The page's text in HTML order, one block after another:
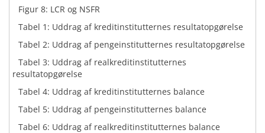
Figur 8: LCR og NSFR
Tabel 1: Uddrag af kreditinstitutternes resultatopgørelse
Tabel 2: Uddrag af pengeinstitutternes resultatopgørelse
Tabel 3: Uddrag af realkreditinstitutternes
resultatopgørelse
Tabel 4: Uddrag af kreditinstitutternes balance
Tabel 5: Uddrag af pengeinstitutternes balance
Tabel 6: Uddrag af realkreditinstitutternes balance